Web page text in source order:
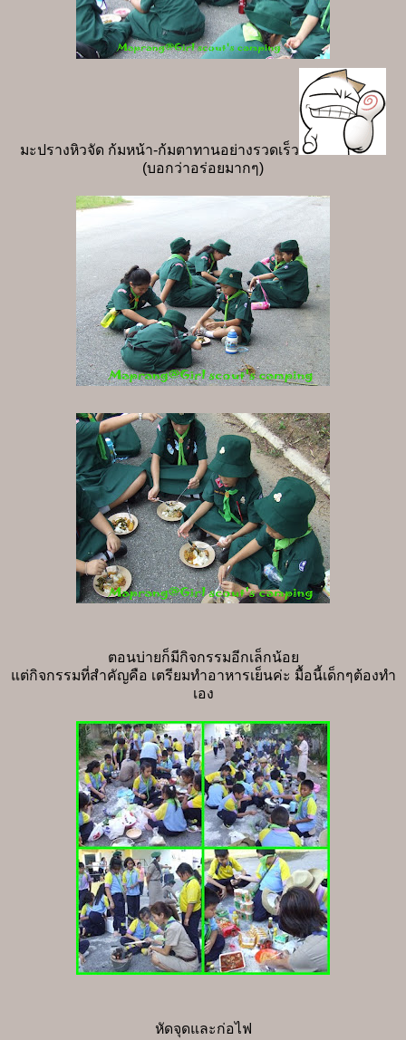
มะปรางหิวจัด ก้มหน้า-ก้มตาทานอย่างรวดเร็ว
(บอกว่าอร่อยมากๆ)
ตอนบ่ายก็มีกิจกรรมอีกเล็กน้อย
แต่กิจกรรมที่สำคัญคือ เตรียมทำอาหารเย็นค่ะ มื้อนี้เด็กๆต้องทำ
เอง
หัดจุดและก่อไฟ